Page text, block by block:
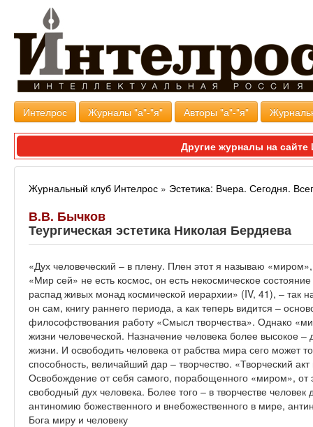
Интелрос Журналы "а"-"я" Авторы "а"-"я"
Другие журналы на
Журнальный клуб Интелрос » Эстетика: Вчера. Сегодня.
В.В. Бычков
Теургическая эстетика Николая Бердяева
«Дух человеческий – в плену. Плен этот я называю
«Мир сей» не есть космос, он есть некосмическое
распад живых монад космической иерархии» (IV, 41), – так
он сам, книгу раннего периода, а как теперь видится –
философствования работу «Смысл творчества». Однако
жизни человеческой. Назначение человека более высокое
жизни. И освободить человека от рабства мира сего может
способность, величайший дар – творчество. «Творческий
Освобождение от себя самого, порабощенного «миром», от
свободный дух человека. Более того – в творчестве
антиномию божественного и внебожественного в мире,
Бога миру и человеку